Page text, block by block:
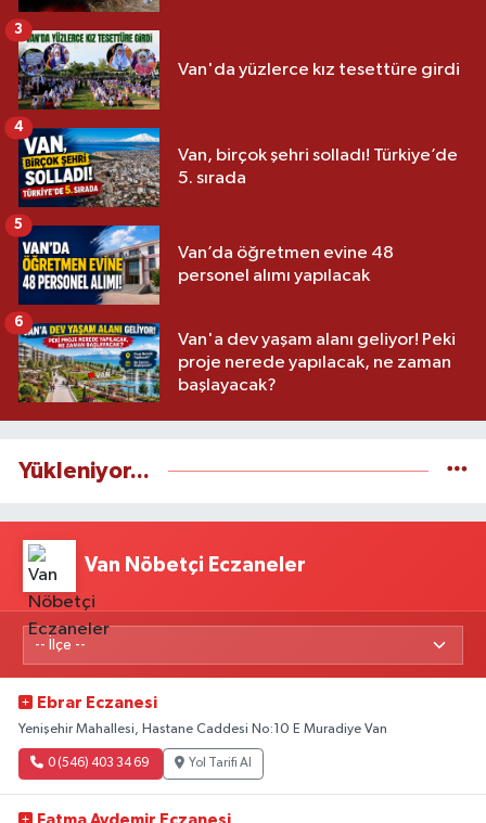
Van'da yüzlerce kız tesettüre girdi
3
Van, birçok şehri solladı! Türkiye’de
5. sırada
4
Van’da öğretmen evine 48
personel alımı yapılacak
5
Van'a dev yaşam alanı geliyor! Peki
proje nerede yapılacak, ne zaman
başlayacak?
6
Yükleniyor...
Van Nöbetçi Eczaneler
Ebrar Eczanesi
Yenişehir Mahallesi, Hastane Caddesi No:10 E Muradiye Van
0 (546) 403 34 69 Yol Tarifi Al